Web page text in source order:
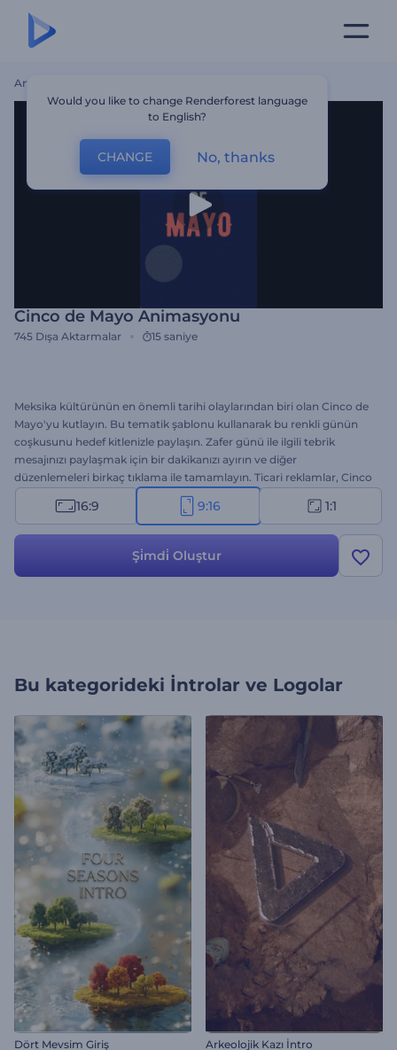
Ana Sayfa
Cinco de Mayo Animasyonu
745 Dışa Aktarmalar 15 saniye
Meksika kültürünün en önemli tarihi olaylarından biri olan Cinco de
Mayo'yu kutlayın. Bu tematik şablonu kullanarak bu renkli günün
coşkusunu hedef kitlenizle paylaşın. Zafer günü ile ilgili tebrik
mesajınızı paylaşmak için bir dakikanızı ayırın ve diğer
düzenlemeleri birkaç tıklama ile tamamlayın. Ticari reklamlar, Cinco
de Mayo tebrik mesajları ve diğer tematik projeler için mükemmel
bir seçenek. Latin Amerika kültüründeki bu bayramda kutlamalara
16:9 9:16 1:1
Şi̇mdi̇ Oluştur
Bu kategorideki İntrolar ve Logolar
Dört Mevsim Giriş Arkeolojik Kazı İntro
Would you like to change Renderforest language
to English?
CHANGE No, thanks